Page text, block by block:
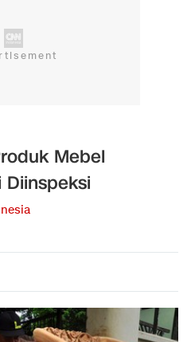
Mebel
Diinspeksi